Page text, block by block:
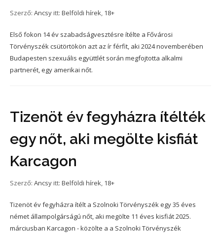
Szerző: Ancsy itt: Belföldi hírek, 18+
Első fokon 14 év szabadságvesztésre ítélte a Fővárosi
Törvényszék csütörtökön azt az ír férfit, aki 2024 novemberében
Budapesten szexuális együttlét során megfojtotta alkalmi
partnerét, egy amerikai nőt.
Tizenöt év fegyházra ítélték
egy nőt, aki megölte kisfiát
Karcagon
Szerző: Ancsy itt: Belföldi hírek, 18+
Tizenöt év fegyházra ítélt a Szolnoki Törvényszék egy 35 éves
német állampolgárságú nőt, aki megölte 11 éves kisfiát 2025.
márciusban Karcagon - közölte a a Szolnoki Törvényszék